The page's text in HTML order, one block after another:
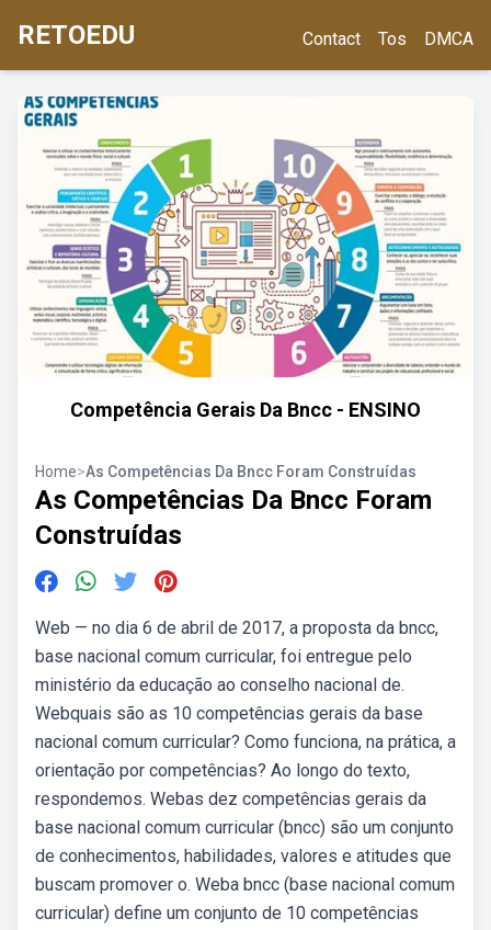
RETOEDU Contact Tos DMCA
Competência Gerais Da Bncc - ENSINO
Home>As Competências Da Bncc Foram Construídas
As Competências Da Bncc Foram
Construídas
Web — no dia 6 de abril de 2017, a proposta da bncc,
base nacional comum curricular, foi entregue pelo
ministério da educação ao conselho nacional de.
Webquais são as 10 competências gerais da base
nacional comum curricular? Como funciona, na prática, a
orientação por competências? Ao longo do texto,
respondemos. Webas dez competências gerais da
base nacional comum curricular (bncc) são um conjunto
de conhecimentos, habilidades, valores e atitudes que
buscam promover o. Weba bncc (base nacional comum
curricular) define um conjunto de 10 competências